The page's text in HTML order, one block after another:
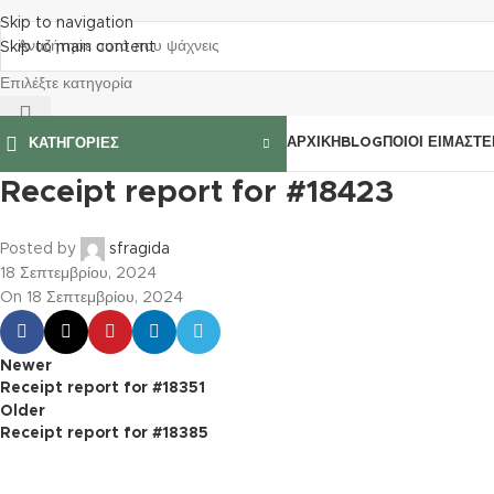
Skip to navigation
Skip to main content
Επιλέξτε κατηγορία
ΚΑΤΗΓΟΡΙΕΣ ΑΡΧΙΚΉ BLOG ΠΟΙΟΊ ΕΊΜΑΣΤΕ
Receipt report for #18423
Posted by
sfragida
18 Σεπτεμβρίου, 2024
On 18 Σεπτεμβρίου, 2024
Newer
Receipt report for #18351
Older
Receipt report for #18385